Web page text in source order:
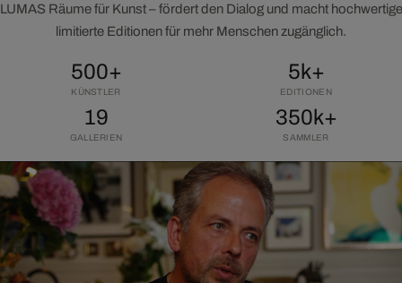
LUMAS Räume für Kunst – fördert den Dialog und macht hochwertige
limitierte Editionen für mehr Menschen zugänglich.
500+
KÜNSTLER
5k+
EDITIONEN
19
GALLERIEN
350k+
SAMMLER